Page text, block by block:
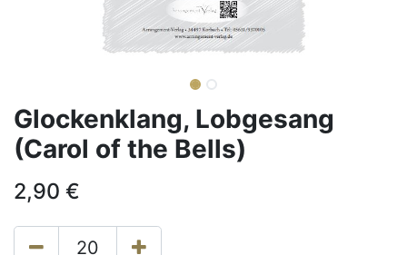
Glockenklang, Lobgesang
(Carol of the Bells)
2,90 €